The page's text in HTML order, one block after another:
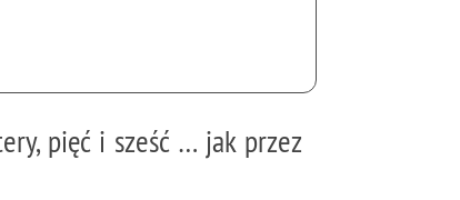
pięć i sześć … jak przez